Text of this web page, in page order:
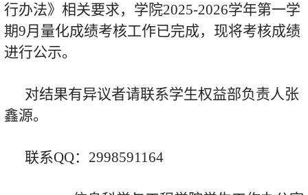
行办法》相关要求，学院2025-2026学年第一学
期9月量化成绩考核工作已完成，现将考核成绩
进行公示。
对结果有异议者请联系学生权益部负责人张
鑫源。
联系QQ：2998591164